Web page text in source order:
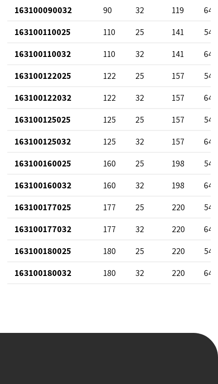
163100090032 90 32 119
64
163100110025
110 25 141
54
163100110032
110 32 141
64
163100122025
122 25 157
54
163100122032
122 32 157
64
163100125025
125 25 157
54
163100125032
125 32 157
64
163100160025
160 25 198
54
163100160032
160 32 198
64
163100177025
177 25 220
54
163100177032
177 32 220
64
163100180025
180 25 220
54
163100180032
180 32 220 64